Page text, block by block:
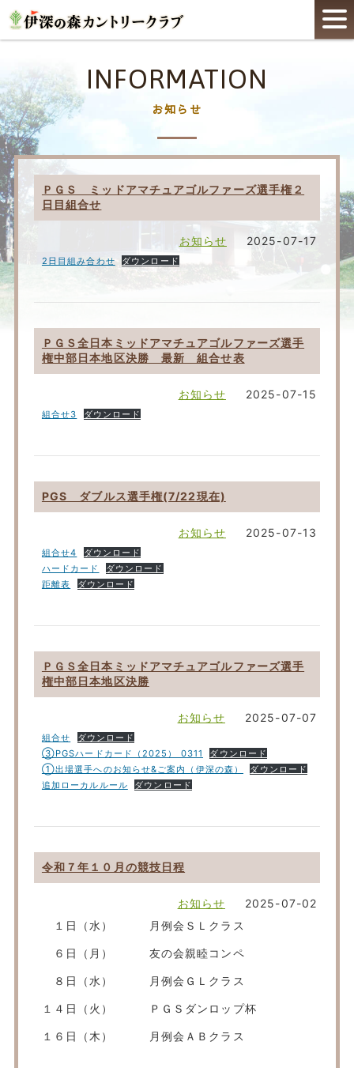
INFORMATION
お知らせ
ＰＧＳ ミッドアマチュアゴルファーズ選手権２
日目組合せ
お知らせ 2025-07-17
2日目組み合わせ ダウンロード
ＰＧＳ全日本ミッドアマチュアゴルファーズ選手
権中部日本地区決勝 最新 組合せ表
お知らせ 2025-07-15
組合せ3 ダウンロード
PGS ダブルス選手権(7/22現在)
お知らせ 2025-07-13
組合せ4
ダウンロード
ハードカード
ダウンロード
距離表
ダウンロード
ＰＧＳ全日本ミッドアマチュアゴルファーズ選手
権中部日本地区決勝
お知らせ 2025-07-07
組合せ
ダウンロード
③PGSハードカード（2025） 0311
ダウンロード
①出場選手へのお知らせ&ご案内（伊深の森）
ダウンロード
追加ローカルルール
ダウンロード
令和７年１０月の競技日程
お知らせ
2025-07-02
１日（水） 月例会ＳＬクラス
６日（月） 友の会親睦コンペ
８日（水） 月例会ＧＬクラス
１４日（火） ＰＧＳダンロップ杯
１６日（木） 月例会ＡＢクラス